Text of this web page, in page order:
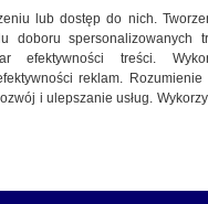
lub dostęp do nich.
doboru spersonalizowanych
efektywności treści.
reklam.
i ulepszanie usług.